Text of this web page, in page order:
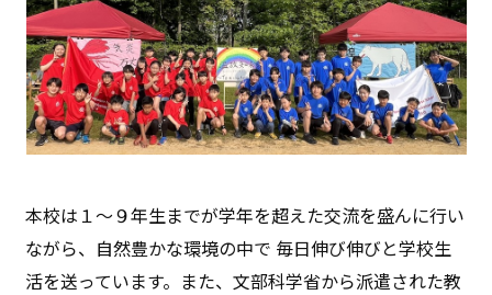
本校は１〜９年生までが学年を超えた交流を盛んに行い
ながら、自然豊かな環境の中で 毎日伸び伸びと学校生
活を送っています。また、文部科学省から派遣された教